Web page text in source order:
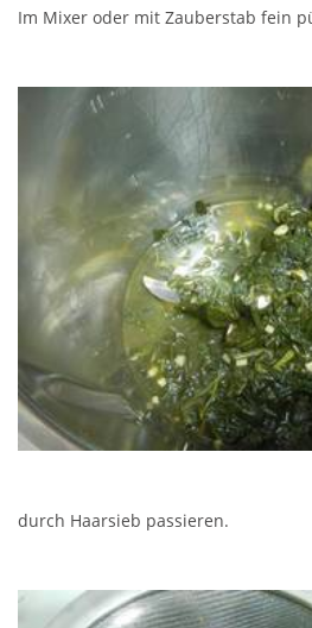
Im Mixer oder mit Zauberstab fein
durch Haarsieb passieren.